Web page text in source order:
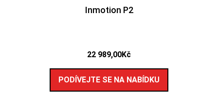
Inmotion P2
22 989,00Kč
PODÍVEJTE SE NA NABÍDKU